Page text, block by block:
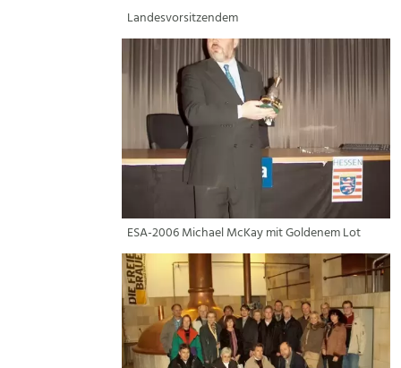
Landesvorsitzendem
ESA-2006 Michael McKay mit Goldenem Lot